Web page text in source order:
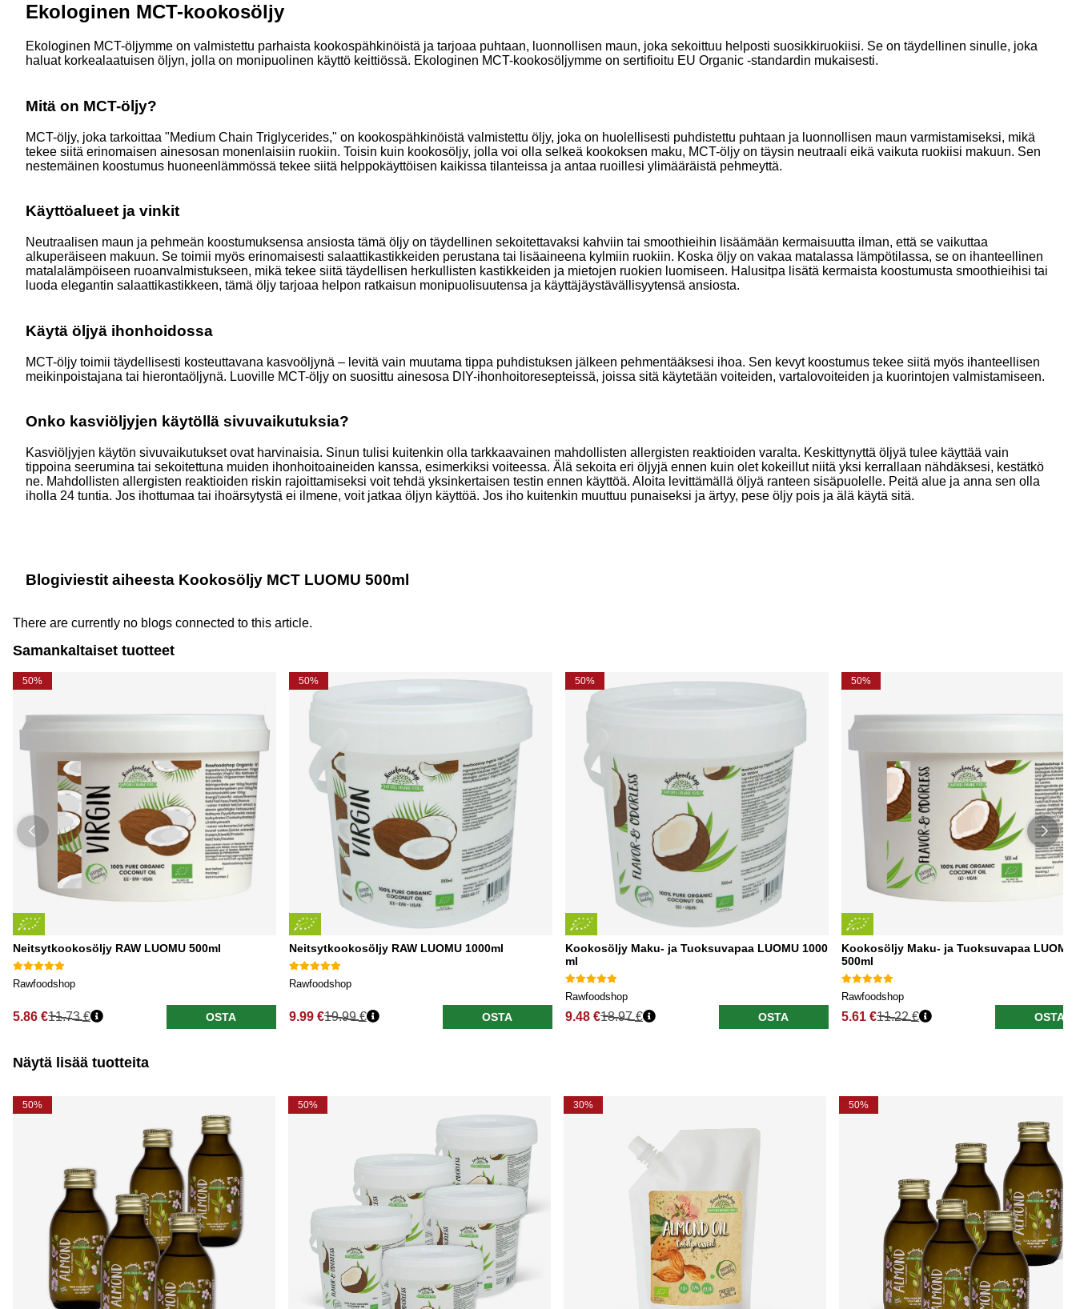
Ekologinen MCT-kookosöljy
Ekologinen MCT-öljymme on valmistettu parhaista kookospähkinöistä ja tarjoaa puhtaan, luonnollisen maun, joka sekoittuu helposti suosikkiruokiisi. Se on täydellinen sinulle, joka
haluat korkealaatuisen öljyn, jolla on monipuolinen käyttö keittiössä. Ekologinen MCT-kookosöljymme on sertifioitu EU Organic -standardin mukaisesti.
Mitä on MCT-öljy?
MCT-öljy, joka tarkoittaa "Medium Chain Triglycerides," on kookospähkinöistä valmistettu öljy, joka on huolellisesti puhdistettu puhtaan ja luonnollisen maun varmistamiseksi, mikä
tekee siitä erinomaisen ainesosan monenlaisiin ruokiin. Toisin kuin kookosöljy, jolla voi olla selkeä kookoksen maku, MCT-öljy on täysin neutraali eikä vaikuta ruokiisi makuun. Sen
nestemäinen koostumus huoneenlämmössä tekee siitä helppokäyttöisen kaikissa tilanteissa ja antaa ruoillesi ylimääräistä pehmeyttä.
Käyttöalueet ja vinkit
Neutraalisen maun ja pehmeän koostumuksensa ansiosta tämä öljy on täydellinen sekoitettavaksi kahviin tai smoothieihin lisäämään kermaisuutta ilman, että se vaikuttaa
alkuperäiseen makuun. Se toimii myös erinomaisesti salaattikastikkeiden perustana tai lisäaineena kylmiin ruokiin. Koska öljy on vakaa matalassa lämpötilassa, se on ihanteellinen
matalalämpöiseen ruoanvalmistukseen, mikä tekee siitä täydellisen herkullisten kastikkeiden ja mietojen ruokien luomiseen. Halusitpa lisätä kermaista koostumusta smoothieihisi tai
luoda elegantin salaattikastikkeen, tämä öljy tarjoaa helpon ratkaisun monipuolisuutensa ja käyttäjäystävällisyytensä ansiosta.
Käytä öljyä ihonhoidossa
MCT-öljy toimii täydellisesti kosteuttavana kasvoöljynä – levitä vain muutama tippa puhdistuksen jälkeen pehmentääksesi ihoa. Sen kevyt koostumus tekee siitä myös ihanteellisen
meikinpoistajana tai hierontaöljynä. Luoville MCT-öljy on suosittu ainesosa DIY-ihonhoitoresepteissä, joissa sitä käytetään voiteiden, vartalovoiteiden ja kuorintojen valmistamiseen.
Onko kasviöljyjen käytöllä sivuvaikutuksia?
Kasviöljyjen käytön sivuvaikutukset ovat harvinaisia. Sinun tulisi kuitenkin olla tarkkaavainen mahdollisten allergisten reaktioiden varalta. Keskittynyttä öljyä tulee käyttää vain
tippoina seerumina tai sekoitettuna muiden ihonhoitoaineiden kanssa, esimerkiksi voiteessa. Älä sekoita eri öljyjä ennen kuin olet kokeillut niitä yksi kerrallaan nähdäksesi, kestätkö
ne. Mahdollisten allergisten reaktioiden riskin rajoittamiseksi voit tehdä yksinkertaisen testin ennen käyttöä. Aloita levittämällä öljyä ranteen sisäpuolelle. Peitä alue ja anna sen olla
iholla 24 tuntia. Jos ihottumaa tai ihoärsytystä ei ilmene, voit jatkaa öljyn käyttöä. Jos iho kuitenkin muuttuu punaiseksi ja ärtyy, pese öljy pois ja älä käytä sitä.
Blogiviestit aiheesta Kookosöljy MCT LUOMU 500ml
There are currently no blogs connected to this article.
Samankaltaiset tuotteet
50%
Neitsytkookosöljy RAW LUOMU 500ml
Rawfoodshop
5.86 €11.73 € OSTA
50%
Neitsytkookosöljy RAW LUOMU 1000ml
Rawfoodshop
9.99 €19.99 € OSTA
50%
Kookosöljy Maku- ja Tuoksuvapaa LUOMU 1000
ml
Rawfoodshop
9.48 €18.97 € OSTA
50%
Kookosöljy Maku- ja Tuoksuvapaa LUOMU
500ml
Rawfoodshop
5.61 €11.22 € OSTA
Näytä lisää tuotteita
50% 50% 30% 50%